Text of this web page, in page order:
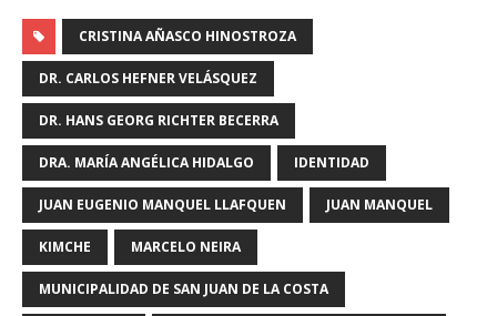
CRISTINA AÑASCO HINOSTROZA
DR. CARLOS HEFNER VELÁSQUEZ
DR. HANS GEORG RICHTER BECERRA
DRA. MARÍA ANGÉLICA HIDALGO IDENTIDAD
JUAN EUGENIO MANQUEL LLAFQUEN JUAN MANQUEL
KIMCHE MARCELO NEIRA
MUNICIPALIDAD DE SAN JUAN DE LA COSTA